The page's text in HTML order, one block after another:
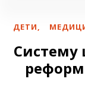
ДЕТИ,